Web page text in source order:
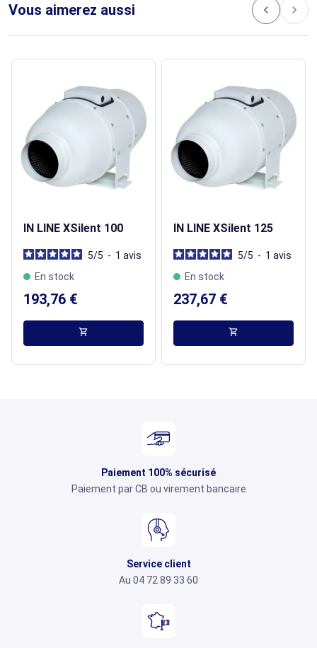
Vous aimerez aussi chevron_left chevron_right
IN LINE XSilent 100
5/5 - 1 avis
En stock
193,76 €
shopping_cart
IN LINE XSilent 125
5/5 - 1 avis
En stock
237,67 €
shopping_cart
Paiement 100% sécurisé
Paiement par CB ou virement bancaire
Service client
Au 04 72 89 33 60